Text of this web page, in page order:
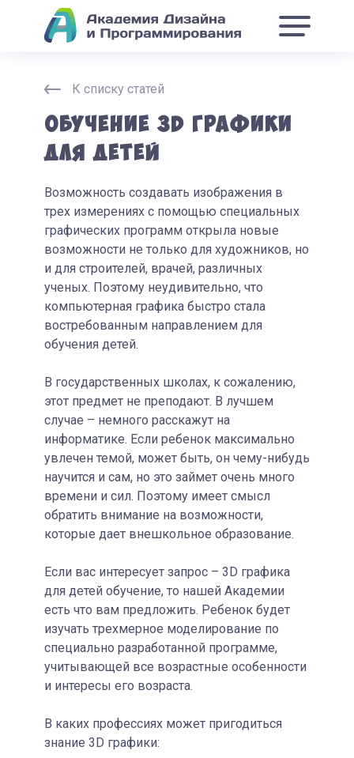
К списку статей
Обучение 3D графики
для детей
Возможность создавать изображения в
трех измерениях с помощью специальных
графических программ открыла новые
возможности не только для художников, но
и для строителей, врачей, различных
ученых. Поэтому неудивительно, что
компьютерная графика быстро стала
востребованным направлением для
обучения детей.
В государственных школах, к сожалению,
этот предмет не преподают. В лучшем
случае – немного расскажут на
информатике. Если ребенок максимально
увлечен темой, может быть, он чему-нибудь
научится и сам, но это займет очень много
времени и сил. Поэтому имеет смысл
обратить внимание на возможности,
которые дает внешкольное образование.
Если вас интересует запрос – 3D графика
для детей обучение, то нашей Академии
есть что вам предложить. Ребенок будет
изучать трехмерное моделирование по
специально разработанной программе,
учитывающей все возрастные особенности
и интересы его возраста.
В каких профессиях может пригодиться
знание 3D графики: